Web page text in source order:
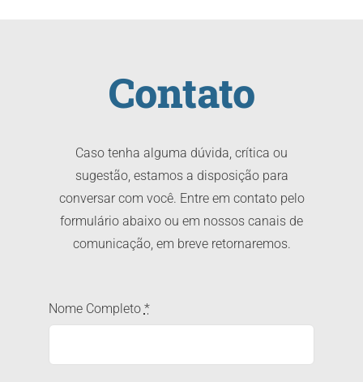
Contato
Caso tenha alguma dúvida, crítica ou
sugestão, estamos a disposição para
conversar com você. Entre em contato pelo
formulário abaixo ou em nossos canais de
comunicação, em breve retornaremos.
Nome Completo *